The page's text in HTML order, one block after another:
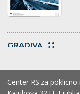
GRADIVA
Center RS za